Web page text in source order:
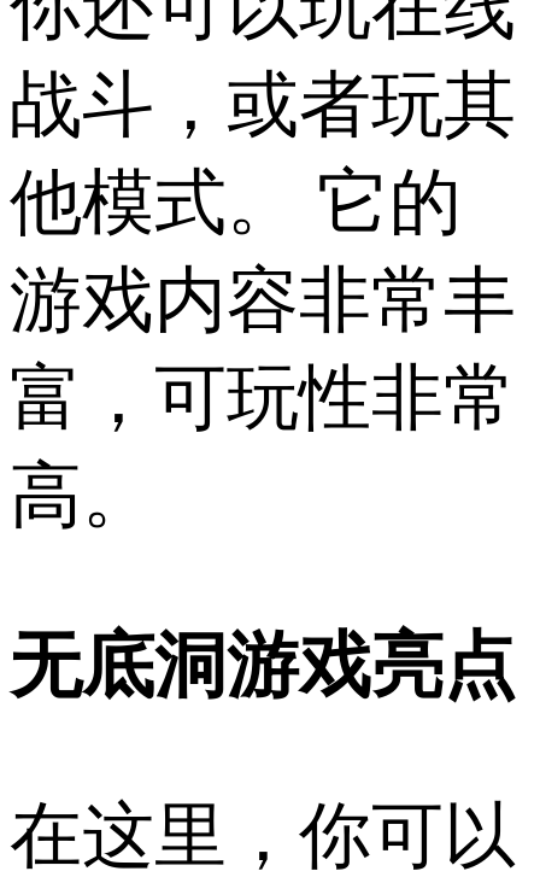
战斗，或者玩其
他模式。 它的
游戏内容非常丰
富，可玩性非常
高。
无底洞游戏亮点
在这里，你可以